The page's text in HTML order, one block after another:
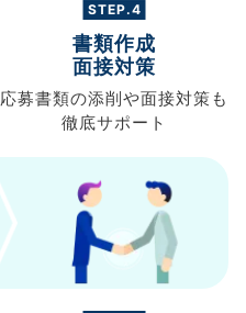
STEP.4
書類作成
面接対策
応募書類の添削や面接対策も
徹底サポート